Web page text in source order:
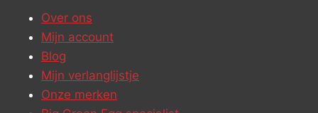
Over ons
Mijn account
Blog
Mijn verlanglijstje
Onze merken